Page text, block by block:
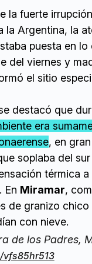
la fuerte
la Argentina, la
puesta en lo
del viernes y
el sitio
destacó que
era
, en
soplaba del
térmica a
En Miramar,
de granizo
con nieve.
de los Padres,
vfs85hr513